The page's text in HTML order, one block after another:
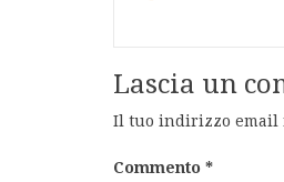
Lascia un
Il tuo indirizzo email
Commento *